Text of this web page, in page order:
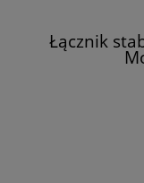
Łącznik